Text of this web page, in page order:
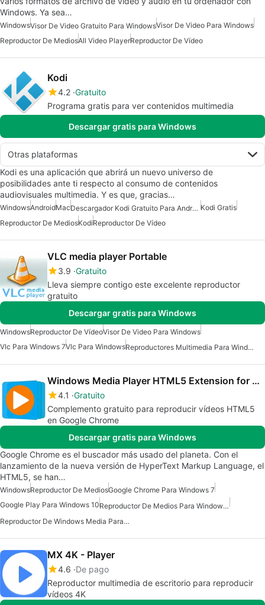
Windows. Ya sea…
WindowsVisor De Video Gratuito Para WindowsVisor De Video Para Windows
Reproductor De MediosAll Video PlayerReproductor De Vídeo
Kodi
4.2 Gratuito
Programa gratis para ver contenidos multimedia
Descargar gratis para Windows
Otras plataformas
Kodi es una aplicación que abrirá un nuevo universo de
posibilidades ante ti respecto al consumo de contenidos
audiovisuales multimedia. Y es que, gracias…
WindowsAndroidMac Descargador Kodi Gratuito Para Android Kodi Gratis
Reproductor De MediosKodiReproductor De Vídeo
VLC media player Portable
3.9 Gratuito
Lleva siempre contigo este excelente reproductor
gratuito
Descargar gratis para Windows
WindowsReproductor De VídeoVisor De Video Para Windows
Vlc Para Windows 7Vlc Para Windows Reproductores Multimedia Para Windows 10
Windows Media Player HTML5 Extension for Chrome
4.1 Gratuito
Complemento gratuito para reproducir vídeos HTML5
en Google Chrome
Descargar gratis para Windows
Google Chrome es el buscador más usado del planeta. Con el
lanzamiento de la nueva versión de HyperText Markup Language, el
HTML5, se han…
WindowsReproductor De MediosGoogle Chrome Para Windows 7
Google Play Para Windows 10
Reproductor De Medios Para Windows 10
Reproductor De Windows Media Para Windows 7
MX 4K - Player
4.6 De pago
Reproductor multimedia de escritorio para reproducir
vídeos 4K